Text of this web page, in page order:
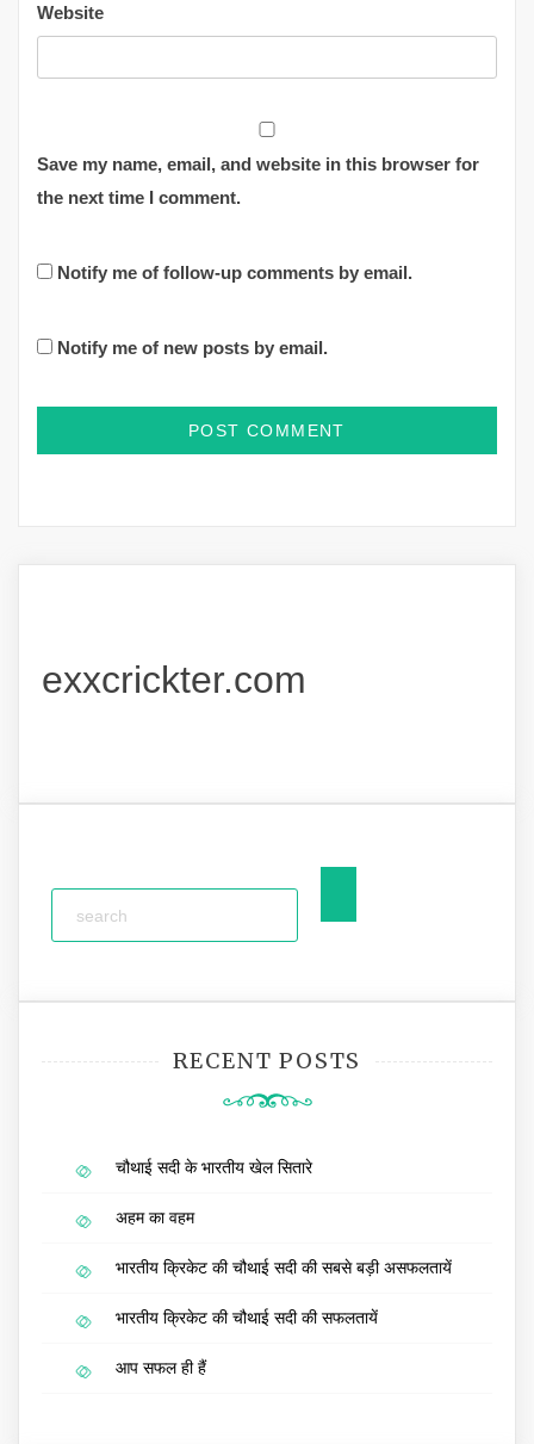
Website
Save my name, email, and website in this browser for
the next time I comment.
Notify me of follow-up comments by email.
Notify me of new posts by email.
exxcrickter.com
RECENT POSTS
चौथाई सदी के भारतीय खेल सितारे
अहम का वहम
भारतीय क्रिकेट की चौथाई सदी की सबसे बड़ी असफलतायें
भारतीय क्रिकेट की चौथाई सदी की सफलतायें
आप सफल ही हैं